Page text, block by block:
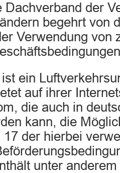
Dachverband der
begehrt von
Verwendung von
ein
auf ihrer
die auch in
kann, die
der hierbei
unter